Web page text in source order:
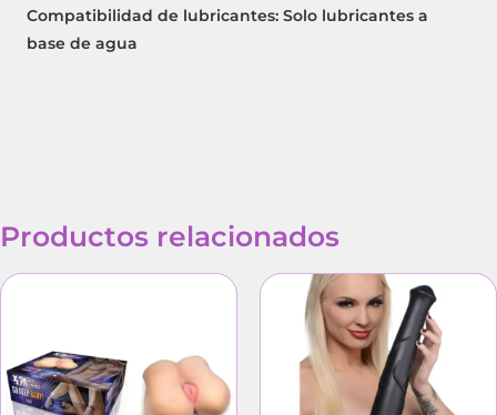
Compatibilidad de lubricantes: Solo lubricantes a
base de agua
Productos relacionados